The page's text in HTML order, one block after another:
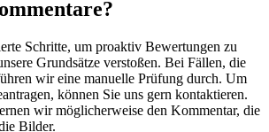
Schritte, um proaktiv Bewertungen zu
Grundsätze verstoßen. Bei Fällen, die
wir eine manuelle Prüfung durch. Um
können Sie uns gern kontaktieren.
wir möglicherweise den Kommentar, die
Bilder.